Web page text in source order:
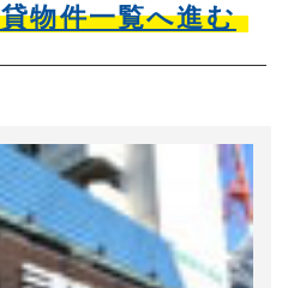
物件一覧へ進む